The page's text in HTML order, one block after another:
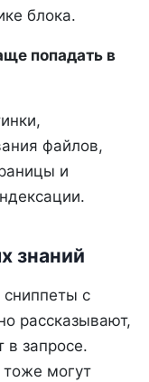
блока.
попадать в
файлов,
и
знаний
с
рассказывают,
в запросе.
могут